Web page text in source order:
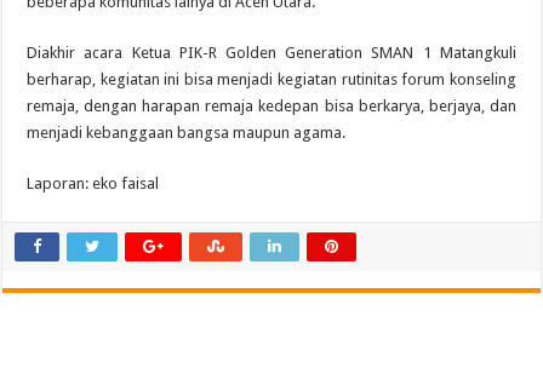
Diakhir acara Ketua PIK-R Golden Generation SMAN 1 Matangkuli
berharap, kegiatan ini bisa menjadi kegiatan rutinitas forum konseling
remaja, dengan harapan remaja kedepan bisa berkarya, berjaya, dan
menjadi kebanggaan bangsa maupun agama.
Laporan: eko faisal